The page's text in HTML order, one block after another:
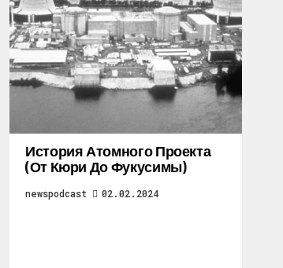
История Атомного Проекта
(от Кюри До Фукусимы)
newspodcast 02.02.2024